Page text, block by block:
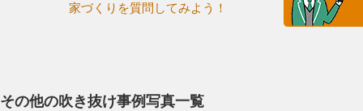
家づくりを質問してみよう！
その他の吹き抜け事例写真一覧